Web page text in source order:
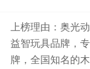
上榜理由：奥光
益智玩具品牌，
牌，全国知名的